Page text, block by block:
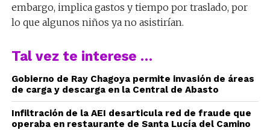
embargo, implica gastos y tiempo por traslado, por
lo que algunos niños ya no asistirían.
Tal vez te interese …
Gobierno de Ray Chagoya permite invasión de áreas
de carga y descarga en la Central de Abasto
Infiltración de la AEI desarticula red de fraude que
operaba en restaurante de Santa Lucía del Camino